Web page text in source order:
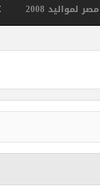
أبوزيد يجتمع